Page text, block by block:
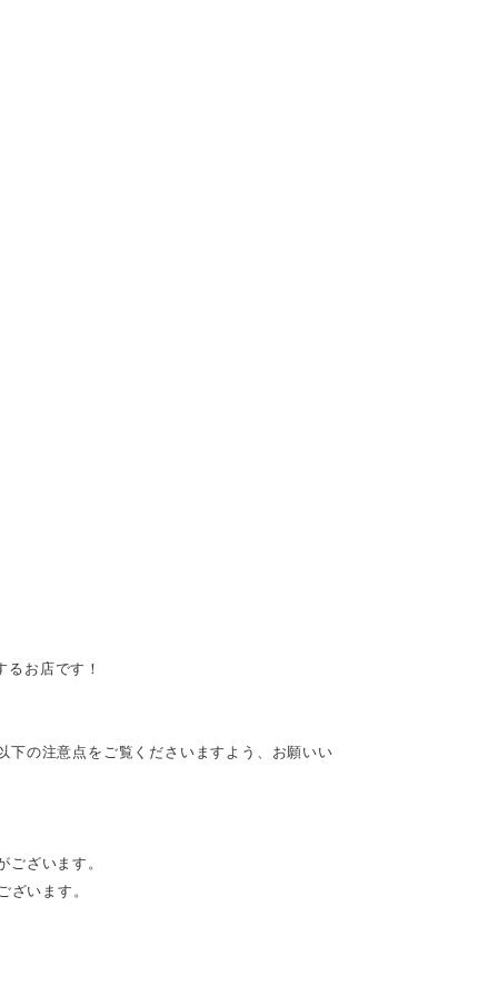
お店です！
下の注意点をご覧くださいますよう、お願いい
ざいます。
います。